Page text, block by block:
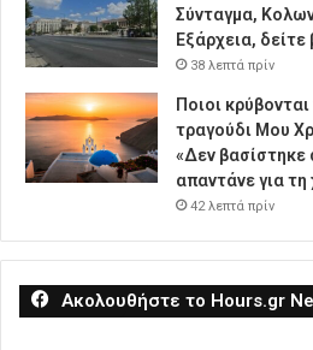
Σύνταγμα,
Εξάρχεια, δείτε
38 λεπτά πρίν
Ποιοι
τραγούδι Μου
«Δεν βασίστηκε
απαντάνε για τη
42 λεπτά πρίν
Ακολουθήστε το Hours.gr